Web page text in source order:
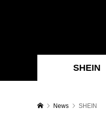
SHEIN
News SHEIN